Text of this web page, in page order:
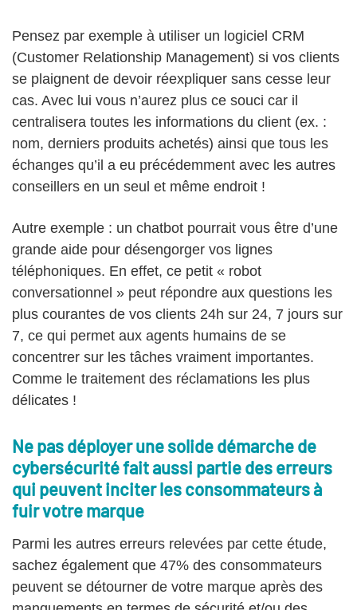
Pensez par exemple à utiliser un logiciel CRM
(Customer Relationship Management) si vos clients
se plaignent de devoir réexpliquer sans cesse leur
cas. Avec lui vous n’aurez plus ce souci car il
centralisera toutes les informations du client (ex. :
nom, derniers produits achetés) ainsi que tous les
échanges qu’il a eu précédemment avec les autres
conseillers en un seul et même endroit !
Autre exemple : un chatbot pourrait vous être d’une
grande aide pour désengorger vos lignes
téléphoniques. En effet, ce petit « robot
conversationnel » peut répondre aux questions les
plus courantes de vos clients 24h sur 24, 7 jours sur
7, ce qui permet aux agents humains de se
concentrer sur les tâches vraiment importantes.
Comme le traitement des réclamations les plus
délicates !
Ne pas déployer une solide démarche de
cybersécurité fait aussi partie des erreurs
qui peuvent inciter les consommateurs à
fuir votre marque
Parmi les autres erreurs relevées par cette étude,
sachez également que 47% des consommateurs
peuvent se détourner de votre marque après des